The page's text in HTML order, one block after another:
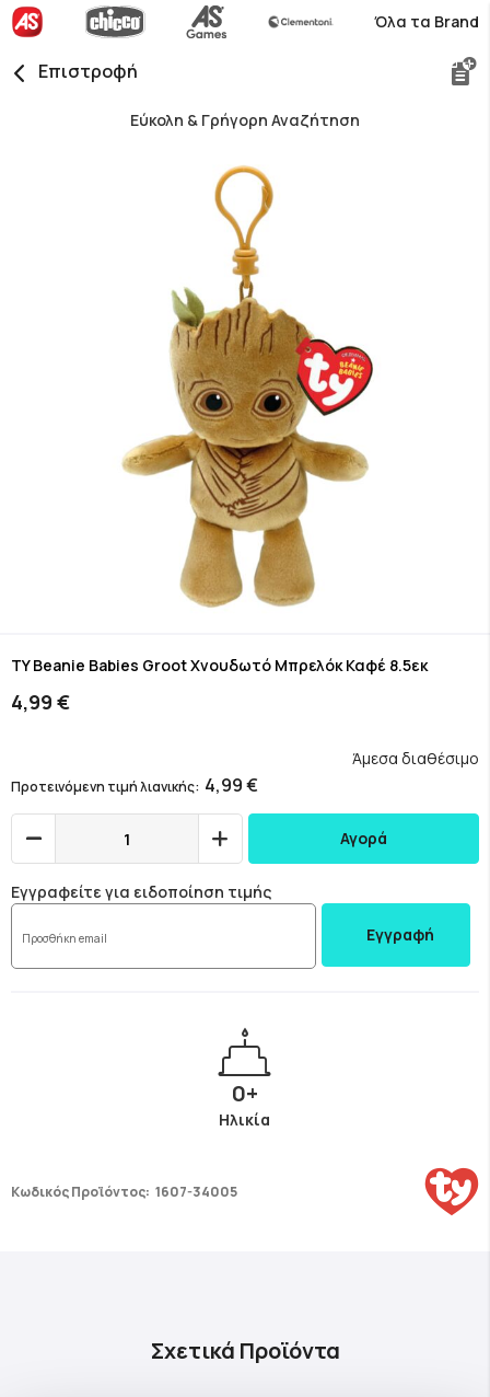
Όλα τα Brand
Επιστροφή
Εύκολη & Γρήγορη Αναζήτηση
to
beginning
gallery
TY Beanie Babies Groot Χνουδωτό Μπρελόκ Καφέ 8.5εκ
4,99 €
Προτεινόμενη τιμή λιανικής 4,99 €
Άμεσα διαθέσιμο
Αγορά
Εγγραφείτε για ειδοποίηση τιμής
Εγγραφή
0+
Ηλικία
Κωδικός Προϊόντος: 1607-34005
Σχετικά Προϊόντα